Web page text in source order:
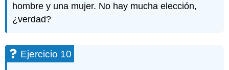
hombre y una mujer. No hay mucha elección,
¿verdad?
Ejercicio 10